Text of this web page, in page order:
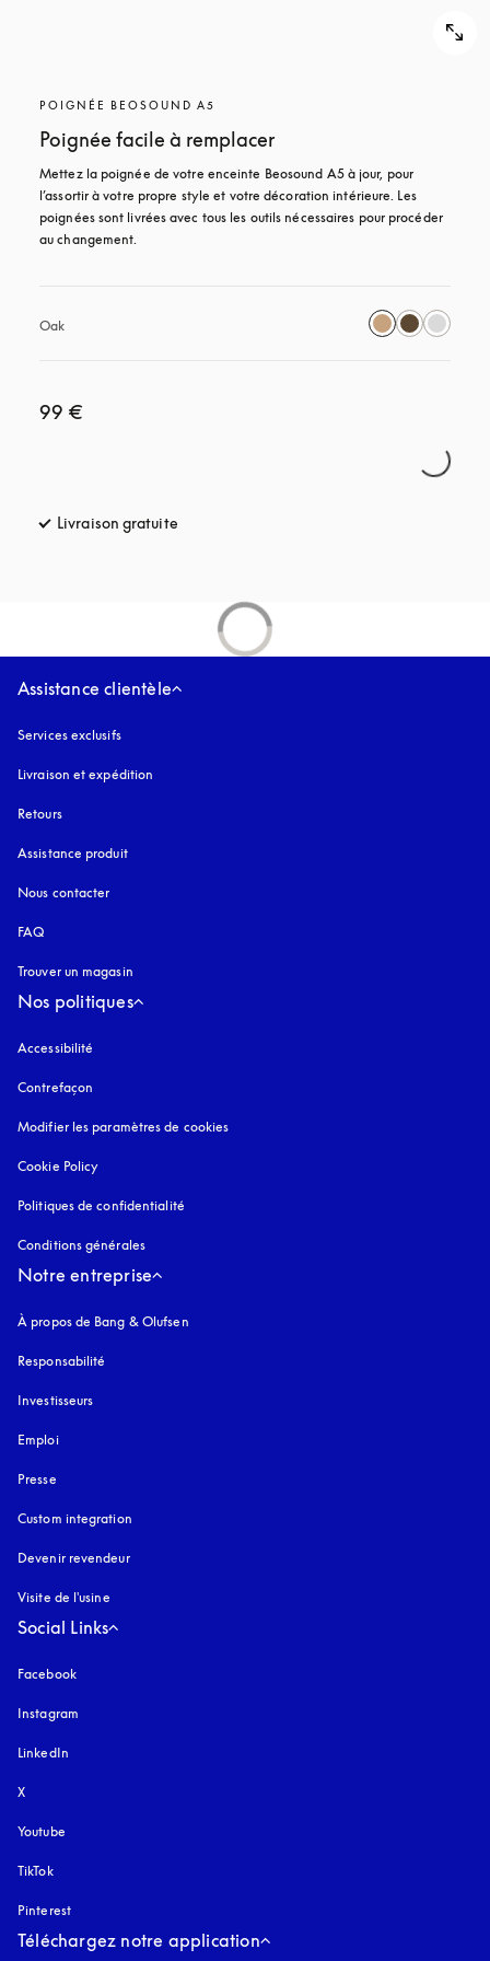
POIGNÉE BEOSOUND A5
Poignée facile à remplacer
Mettez la poignée de votre enceinte Beosound A5 à jour, pour
l’assortir à votre propre style et votre décoration intérieure. Les
poignées sont livrées avec tous les outils nécessaires pour procéder
au changement.
Oak
99 €
Livraison gratuite
Assistance clientèle
Services exclusifs
Livraison et expédition
Retours
Assistance produit
Nous contacter
FAQ
Trouver un magasin
Nos politiques
Accessibilité
Contrefaçon
Modifier les paramètres de cookies
Cookie Policy
Politiques de confidentialité
Conditions générales
Notre entreprise
À propos de Bang & Olufsen
Responsabilité
Investisseurs
Emploi
Presse
Custom integration
Devenir revendeur
Visite de l'usine
Social Links
Facebook
Instagram
LinkedIn
X
Youtube
TikTok
Pinterest
Téléchargez notre application